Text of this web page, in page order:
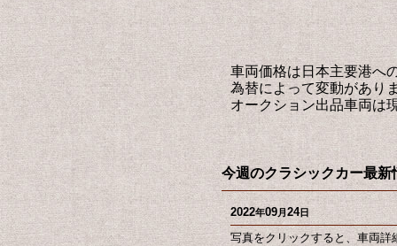
車両価格は日本主要港へ
為替によって変動があり
オークション出品車両は
今週のクラシックカー最
2022年09月24日
写真をクリックすると、車両詳